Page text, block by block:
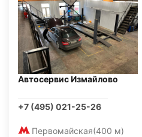
Автосервис Измайлово
+7 (495) 021-25-26
Первомайская(400 м)